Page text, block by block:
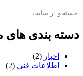
جستجو
دسته بندی های
اخبار (2)
اطلاعات فنی (2)